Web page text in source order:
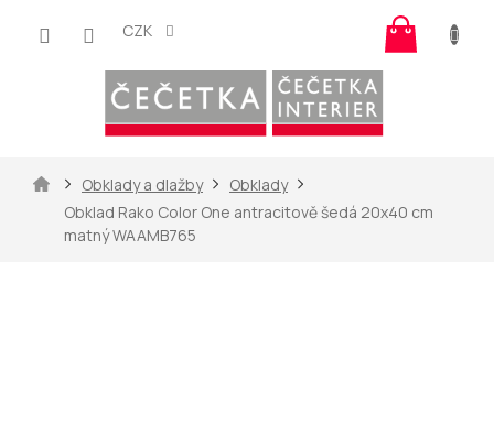
CZK
košík
DomůObklady a dlažby
Obklady
Obklad Rako Color One antracitově šedá 20x40 cm
matný WAAMB765